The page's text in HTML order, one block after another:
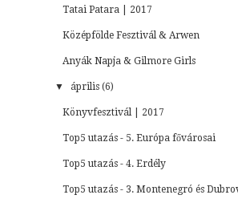
Tatai Patara | 2017
Középfölde Fesztivál & Arwen
Anyák Napja & Gilmore Girls
▼ április (6)
Könyvfesztivál | 2017
Top5 utazás - 5. Európa fővárosai
Top5 utazás - 4. Erdély
Top5 utazás - 3. Montenegró és